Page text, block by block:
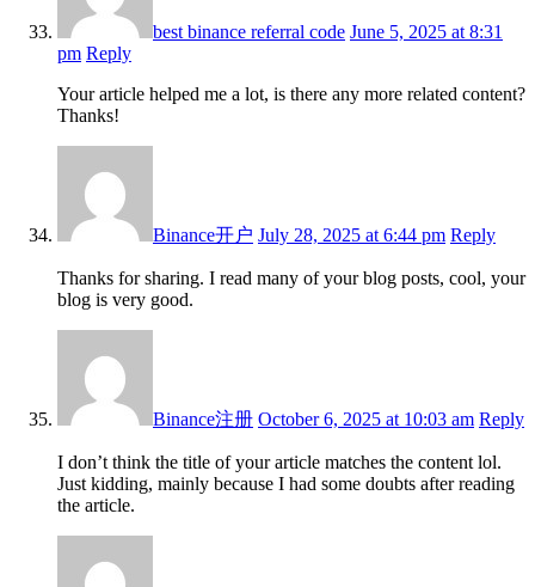
best binance referral code June 5, 2025 at 8:31
pm Reply
Your article helped me a lot, is there any more related content?
Thanks!
Binance开户 July 28, 2025 at 6:44 pm Reply
Thanks for sharing. I read many of your blog posts, cool, your
blog is very good.
Binance注册 October 6, 2025 at 10:03 am Reply
I don’t think the title of your article matches the content lol.
Just kidding, mainly because I had some doubts after reading
the article.